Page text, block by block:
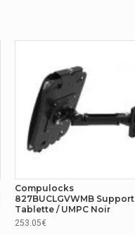
Compulocks
827BUCLGVWMB Support
Tablette / UMPC Noir
253.05€